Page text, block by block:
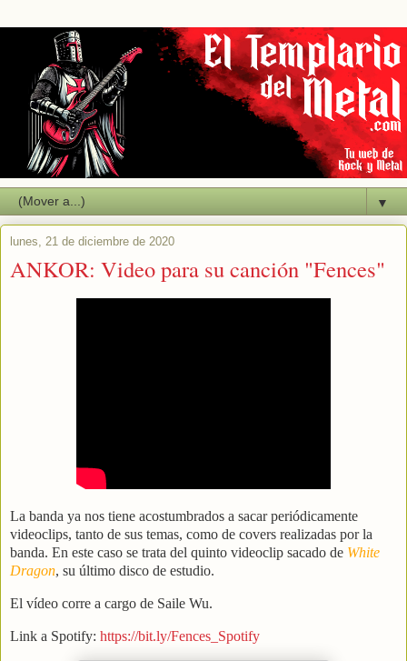
▼
lunes, 21 de diciembre de 2020
ANKOR: Video para su canción "Fences"
La banda ya nos tiene acostumbrados a sacar periódicamente
videoclips, tanto de sus temas, como de covers realizadas por la
banda. En este caso se trata del quinto videoclip sacado de White
Dragon, su último disco de estudio.
El vídeo corre a cargo de Saile Wu.
Link a Spotify: https://bit.ly/Fences_Spotify